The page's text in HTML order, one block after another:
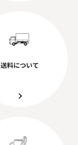
送料について